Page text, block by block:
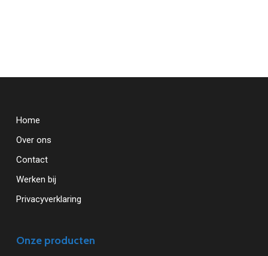
Home
Over ons
Contact
Werken bij
Privacyverklaring
Onze producten